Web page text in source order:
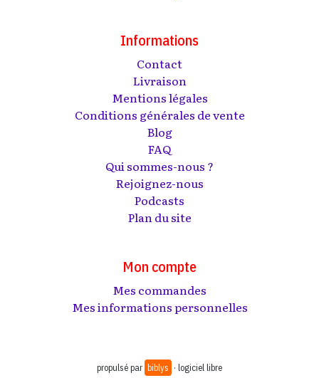
Informations
Contact
Livraison
Mentions légales
Conditions générales de vente
Blog
FAQ
Qui sommes-nous ?
Rejoignez-nous
Podcasts
Plan du site
Mon compte
Mes commandes
Mes informations personnelles
propulsé par biblys · logiciel libre